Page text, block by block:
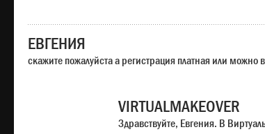
ЕВГЕНИЯ
скажите пожалуйста а регистрация платная или можно
VIRTUALMAKEOVER
Здравствуйте, Евгения. В